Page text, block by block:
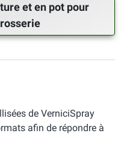
et en pot pour
de VerniciSpray
afin de répondre à